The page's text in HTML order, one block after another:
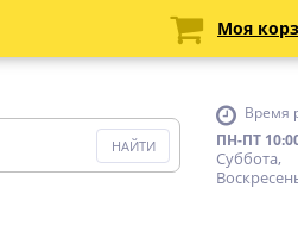
Время
ПН-ПТ
Суббота,
Моя